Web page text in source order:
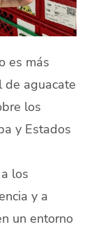
es más
de aguacate
los
y Estados
los
y a
un entorno